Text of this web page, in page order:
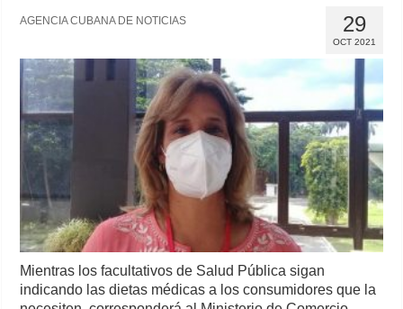
29
OCT 2021
AGENCIA CUBANA DE NOTICIAS
Mientras los facultativos de Salud Pública sigan
indicando las dietas médicas a los consumidores que la